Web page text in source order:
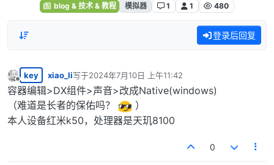
blog & 技术 & 教程 模拟器 1 1 480
登录后回复
离线
key xiao_li写于2024年7月10日 上午11:42
最后由 编辑
容器编辑>DX组件>声音>改成Native(windows)
（难道是长者的保佑吗？
）
本人设备红米k50，处理器是天玑8100
0